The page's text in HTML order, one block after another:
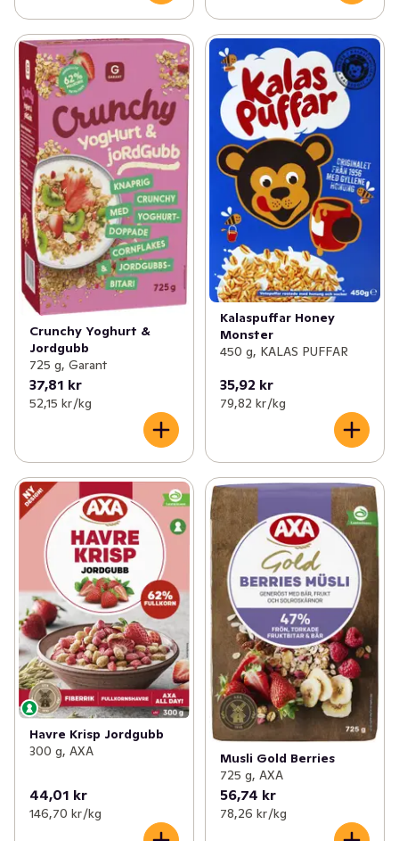
Crunchy Yoghurt &
Jordgubb
725 g, Garant
37,81 kr
52,15 kr /kg
Kalaspuffar Honey
Monster
450 g, KALAS PUFFAR
35,92 kr
79,82 kr /kg
Havre Krisp Jordgubb
300 g, AXA
44,01 kr
146,70 kr /kg
Musli Gold Berries
725 g, AXA
56,74 kr
78,26 kr /kg